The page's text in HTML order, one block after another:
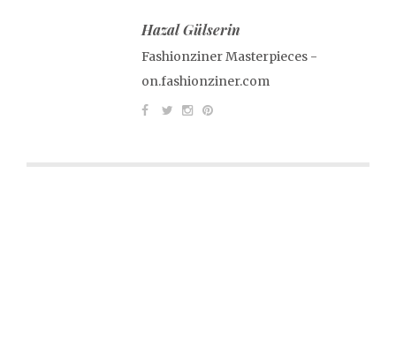
Hazal Gülserin
Fashionziner Masterpieces -
on.fashionziner.com